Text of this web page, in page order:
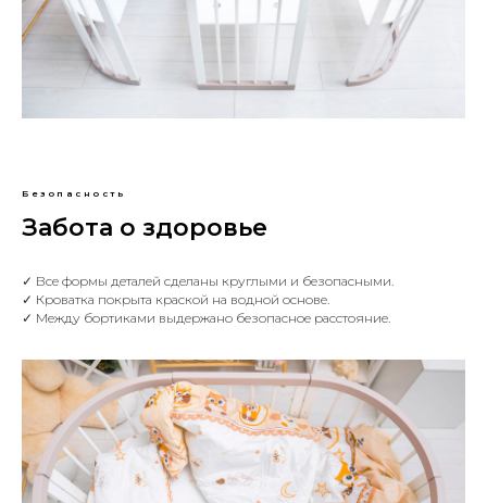
Безопасность
Забота о здоровье
✓ Все формы деталей сделаны круглыми и безопасными.
✓ Кроватка покрыта краской на водной основе.
✓ Между бортиками выдержано безопасное расстояние.